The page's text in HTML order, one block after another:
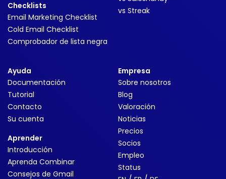
Checklists
Email Marketing Checklist
Cold Email Checklist
Comprobador de lista negra
vs Streak
Ayuda
Documentación
Tutorial
Contacto
Su cuenta
Aprender
Introducción
Aprenda Combinar
Consejos de Gmail
Empresa
Sobre nosotros
Blog
Valoración
Noticias
Precios
Socios
Empleo
Status